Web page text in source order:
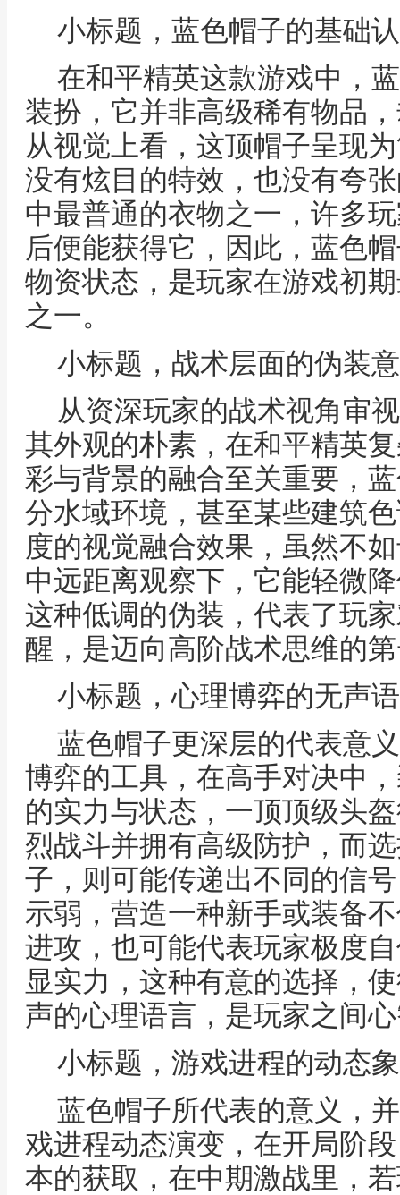
小标题，蓝色帽子的基础
在和平精英这款游戏中，
装扮，它并非高级稀有物品
从视觉上看，这顶帽子呈现
没有炫目的特效，也没有夸
中最普通的衣物之一，许多
后便能获得它，因此，蓝色
物资状态，是玩家在游戏初
之一。
小标题，战术层面的伪装
从资深玩家的战术视角审
其外观的朴素，在和平精英
彩与背景的融合至关重要，
分水域环境，甚至某些建筑
度的视觉融合效果，虽然不
中远距离观察下，它能轻微
这种低调的伪装，代表了玩
醒，是迈向高阶战术思维的
小标题，心理博弈的无声
蓝色帽子更深层的代表意
博弈的工具，在高手对决中
的实力与状态，一顶顶级头
烈战斗并拥有高级防护，而
子，则可能传递出不同的信
示弱，营造一种新手或装备
进攻，也可能代表玩家极度
显实力，这种有意的选择，
声的心理语言，是玩家之间
小标题，游戏进程的动态
蓝色帽子所代表的意义，
戏进程动态演变，在开局阶
本的获取，在中期激战里，